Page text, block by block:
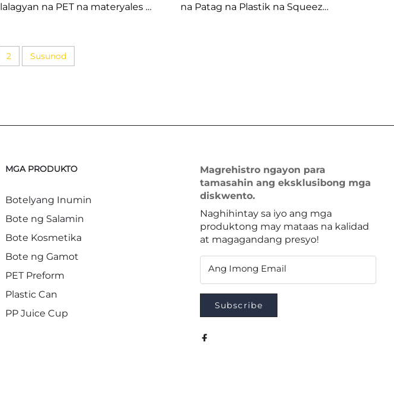
lalagyan na PET na materyales na
sale
na Patag na Plastik na Squeeze
2 Susunod
MGA PRODUKTO
Botelyang Inumin
Bote ng Salamin
Bote Kosmetika
Bote ng Gamot
PET Preform
Plastic Can
PP Juice Cup
Magrehistro ngayon para
tamasahin ang eksklusibong mga
diskwento.
Naghihintay sa iyo ang mga
produktong may mataas na kalidad
at magagandang presyo!
Ang Imong Email
Subscribe